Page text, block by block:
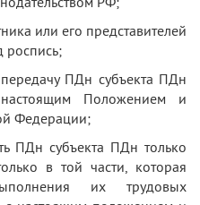
или его представителей
роспись;
ПДн субъекта ПДн
Положением и
Федерации;
субъекта ПДн только
в той части, которая
их трудовых